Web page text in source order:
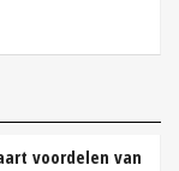
voordelen van